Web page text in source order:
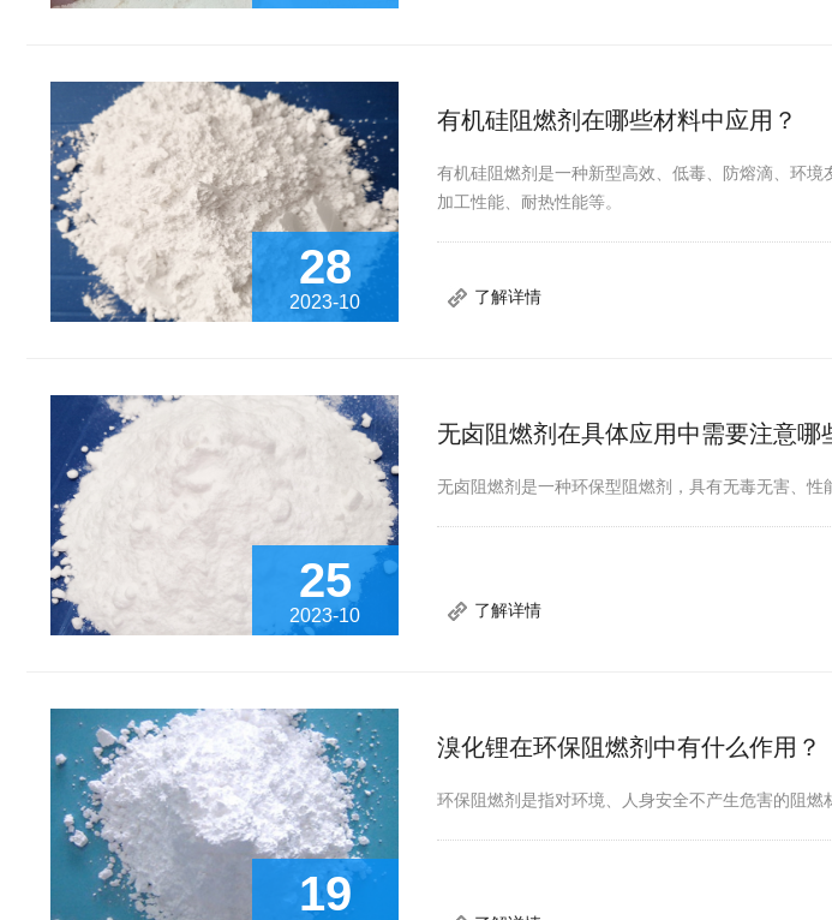
28
2023-10
有机硅阻燃剂在哪些材料中应用？
有机硅阻燃剂是一种新型高效、低毒、防熔滴、环
加工性能、耐热性能等。
了解详情
25
2023-10
无卤阻燃剂在具体应用中需要注意哪
无卤阻燃剂是一种环保型阻燃剂，具有无毒无害、
了解详情
19
溴化锂在环保阻燃剂中有什么作用？
环保阻燃剂是指对环境、人身安全不产生危害的阻